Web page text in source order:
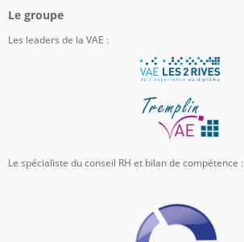
Le groupe
Les leaders de la VAE :
Le spécialiste du conseil RH et bilan de compétence :